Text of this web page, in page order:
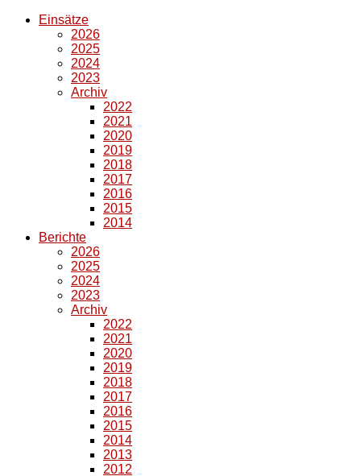
Einsätze
2026
2025
2024
2023
Archiv
2022
2021
2020
2019
2018
2017
2016
2015
2014
Berichte
2026
2025
2024
2023
Archiv
2022
2021
2020
2019
2018
2017
2016
2015
2014
2013
2012